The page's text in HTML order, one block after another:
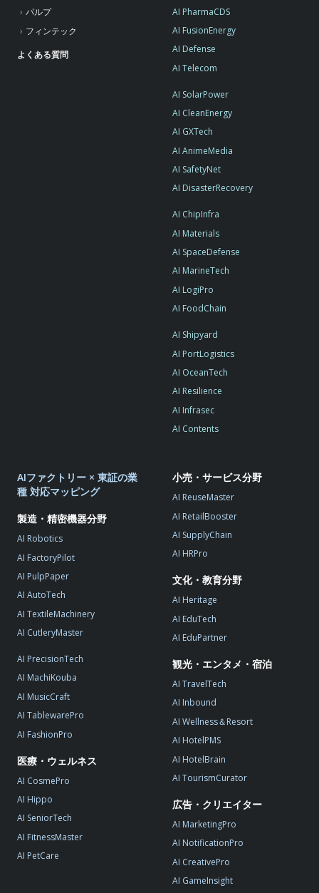
パルプ
フィンテック
よくある質問
AI PharmaCDS
AI FusionEnergy
AI Defense
AI Telecom
AI SolarPower
AI CleanEnergy
AI GXTech
AI AnimeMedia
AI SafetyNet
AI DisasterRecovery
AI ChipInfra
AI Materials
AI SpaceDefense
AI MarineTech
AI LogiPro
AI FoodChain
AI Shipyard
AI PortLogistics
AI OceanTech
AI Resilience
AI Infrasec
AI Contents
AIファクトリー × 東証の業
種 対応マッピング
製造・精密機器分野
AI Robotics
AI FactoryPilot
AI PulpPaper
AI AutoTech
AI TextileMachinery
AI CutleryMaster
AI PrecisionTech
AI MachiKouba
AI MusicCraft
AI TablewarePro
AI FashionPro
医療・ウェルネス
AI CosmePro
AI Hippo
AI SeniorTech
AI FitnessMaster
AI PetCare
小売・サービス分野
AI ReuseMaster
AI RetailBooster
AI SupplyChain
AI HRPro
文化・教育分野
AI Heritage
AI EduTech
AI EduPartner
観光・エンタメ・宿泊
AI TravelTech
AI Inbound
AI Wellness＆Resort
AI HotelPMS
AI HotelBrain
AI TourismCurator
広告・クリエイター
AI MarketingPro
AI NotificationPro
AI CreativePro
AI GameInsight